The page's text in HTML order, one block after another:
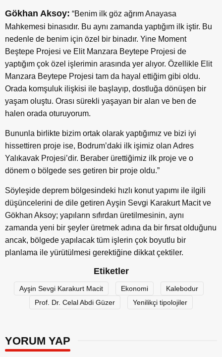
Gökhan Aksoy: “Benim ilk göz ağrım Anayasa
Mahkemesi binasıdır. Bu aynı zamanda yaptığım ilk iştir. Bu
nedenle de benim için özel bir binadır. Yine Moment
Beştepe Projesi ve Elit Manzara Beytepe Projesi de
yaptığım çok özel işlerimin arasında yer alıyor. Özellikle Elit
Manzara Beytepe Projesi tam da hayal ettiğim gibi oldu.
Orada komşuluk ilişkisi ile başlayıp, dostluğa dönüşen bir
yaşam oluştu. Orası sürekli yaşayan bir alan ve ben de
halen orada oturuyorum.
Bununla birlikte bizim ortak olarak yaptığımız ve bizi iyi
hissettiren proje ise, Bodrum’daki ilk işimiz olan Adres
Yalıkavak Projesi’dir. Beraber ürettiğimiz ilk proje ve o
dönem o bölgede ses getiren bir proje oldu.”
Söyleşide deprem bölgesindeki hızlı konut yapımı ile ilgili
düşüncelerini de dile getiren Ayşin Sevgi Karakurt Macit ve
Gökhan Aksoy; yapıların sıfırdan üretilmesinin, aynı
zamanda yeni bir şeyler üretmek adına da bir fırsat olduğunu
ancak, bölgede yapılacak tüm işlerin çok boyutlu bir
planlama ile yürütülmesi gerektiğine dikkat çektiler.
Etiketler
Ayşin Sevgi Karakurt Macit Ekonomi
Kalebodur
Prof. Dr. Celal Abdi Güzer
Yenilikçi tipolojiler
YORUM YAP